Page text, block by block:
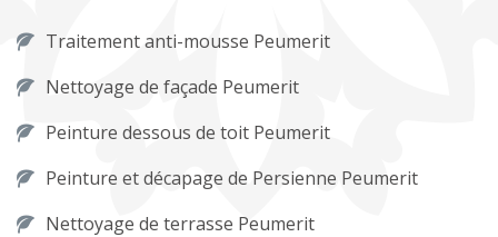
Traitement anti-mousse Peumerit
Nettoyage de façade Peumerit
Peinture dessous de toit Peumerit
Peinture et décapage de Persienne Peumerit
Nettoyage de terrasse Peumerit